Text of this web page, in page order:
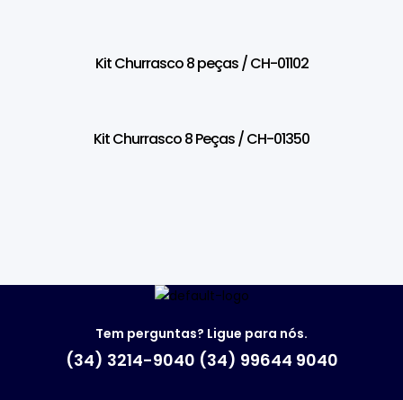
Kit Churrasco 8 peças / CH-01102
Kit Churrasco 8 Peças / CH-01350
Tem perguntas? Ligue para nós.
(34) 3214-9040 (34) 99644 9040